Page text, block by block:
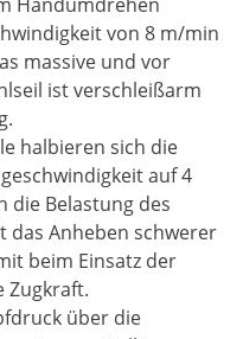
von 8 m/min
massive und vor
ist verschleißarm
halbieren sich die
auf 4
die Belastung des
das Anheben schwerer
beim Einsatz der
Zugkraft.
über die